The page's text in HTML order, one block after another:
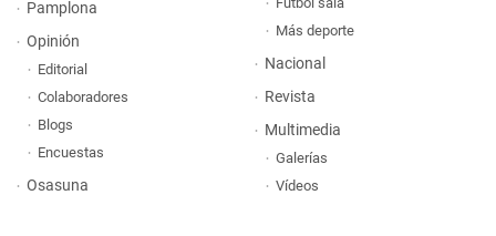
Pamplona
Opinión
Editorial
Colaboradores
Blogs
Encuestas
Osasuna
Más deporte
Nacional
Revista
Multimedia
Galerías
Vídeos